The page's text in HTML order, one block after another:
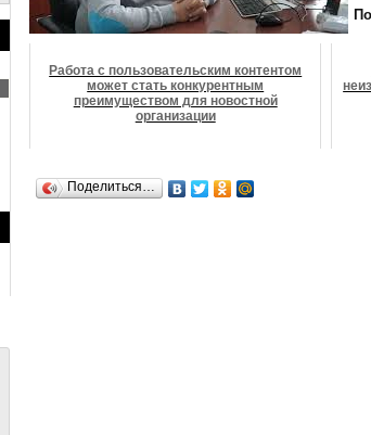
Работа с пользовательским контентом
может стать конкурентным
преимуществом для новостной
организации
Поделиться…